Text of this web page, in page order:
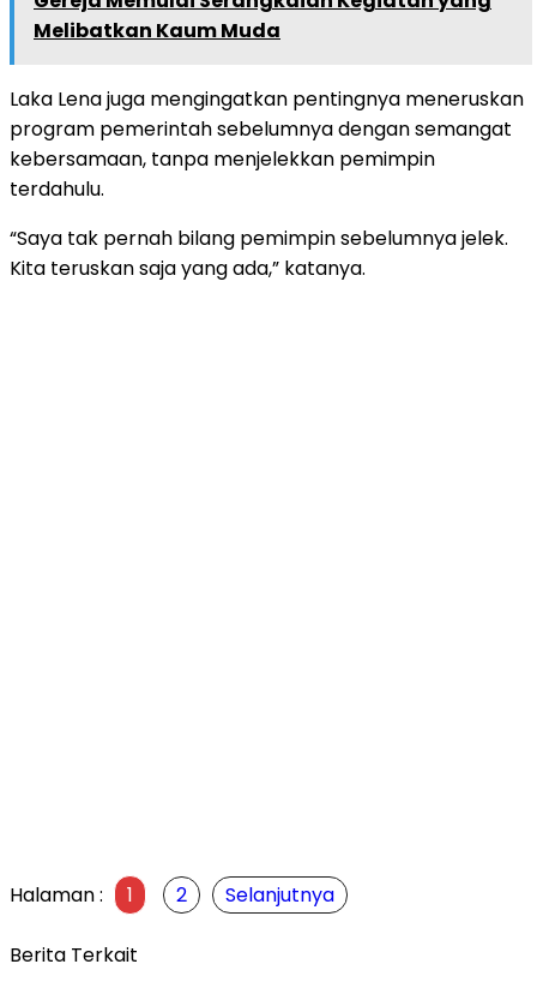
Melibatkan Kaum Muda
Laka Lena juga mengingatkan pentingnya meneruskan
program pemerintah sebelumnya dengan semangat
kebersamaan, tanpa menjelekkan pemimpin
terdahulu.
“Saya tak pernah bilang pemimpin sebelumnya jelek.
Kita teruskan saja yang ada,” katanya.
Halaman : 1 2 Selanjutnya
Berita Terkait